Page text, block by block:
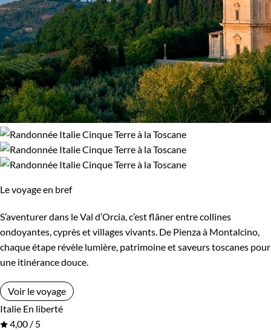
Le voyage en bref
S’aventurer dans le Val d’Orcia, c’est flâner entre collines
ondoyantes, cyprès et villages vivants. De Pienza à Montalcino,
chaque étape révèle lumière, patrimoine et saveurs toscanes pour
une itinérance douce.
Voir le voyage
Italie En liberté
4,00 / 5